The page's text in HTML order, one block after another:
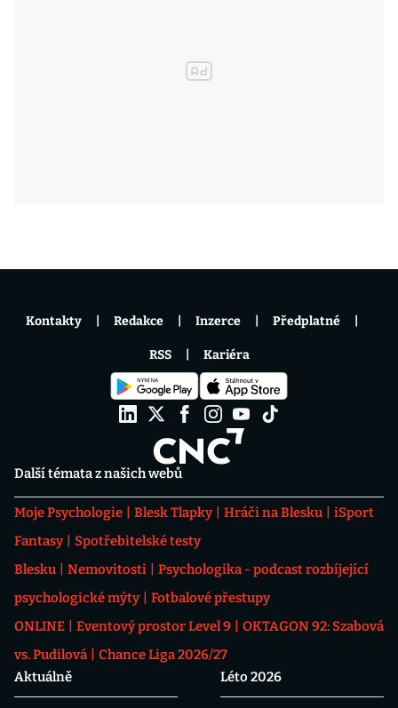
Další témata z našich webů
Moje Psychologie Blesk Tlapky Hráči na Blesku
iSport
Fantasy
Spotřebitelské testy
Blesku
Nemovitosti
Psychologika - podcast rozbíjející
psychologické mýty
Fotbalové přestupy
ONLINE
Eventový prostor Level 9
OKTAGON 92: Szabová
vs. Pudilová
Chance Liga 2026/27
Aktuálně
Léto 2026
Kontakty Redakce Inzerce Předplatné
RSS Kariéra